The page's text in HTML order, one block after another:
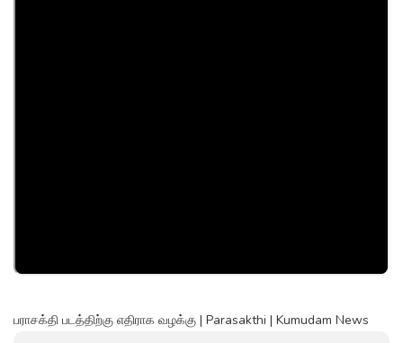
பராசக்தி படத்திற்கு எதிராக வழக்கு | Parasakthi | Kumudam News